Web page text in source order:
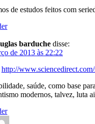
de estudos feitos com
barduche disse:
de 2013 às 22:22
http://
saúde, como base
modernos, talvez, luta